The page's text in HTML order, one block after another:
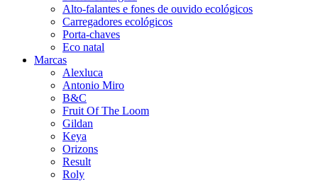
Alto-falantes e fones de ouvido ecológicos
Carregadores ecológicos
Porta-chaves
Eco natal
Marcas
Alexluca
Antonio Miro
B&C
Fruit Of The Loom
Gildan
Keya
Orizons
Result
Roly